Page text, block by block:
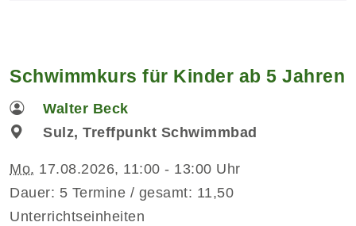
Schwimmkurs für Kinder ab 5 Jahren
Walter Beck
Sulz, Treffpunkt Schwimmbad
Mo. 17.08.2026, 11:00 - 13:00 Uhr
Dauer: 5 Termine / gesamt: 11,50
Unterrichtseinheiten